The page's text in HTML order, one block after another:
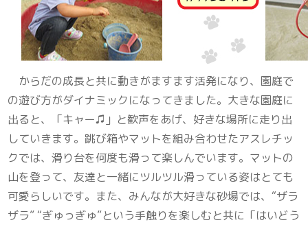
からだの成長と共に動きがますます活発になり、園庭で
の遊び方がダイナミックになってきました。大きな園庭に
出ると、「キャー♫」と歓声をあげ、好きな場所に走り出
していきます。跳び箱やマットを組み合わせたアスレチッ
クでは、滑り台を何度も滑って楽しんでいます。マットの
山を登って、友達と一緒にツルツル滑っている姿はとても
可愛らしいです。また、みんなが大好きな砂場では、“ザラ
ザラ” “ぎゅっぎゅ”という手触りを楽しむと共に「はいどう